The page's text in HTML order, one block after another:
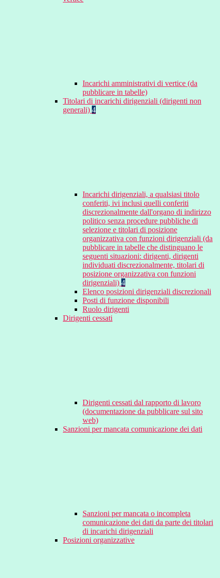
Incarichi amministrativi di vertice (da
pubblicare in tabelle)
Titolari di incarichi dirigenziali (dirigenti non
generali) 4
Incarichi dirigenziali, a qualsiasi titolo
conferiti, ivi inclusi quelli conferiti
discrezionalmente dall'organo di indirizzo
politico senza procedure pubbliche di
selezione e titolari di posizione
organizzativa con funzioni dirigenziali (da
pubblicare in tabelle che distinguano le
seguenti situazioni: dirigenti, dirigenti
individuati discrezionalmente, titolari di
posizione organizzativa con funzioni
dirigenziali) 4
Elenco posizioni dirigenziali discrezionali
Posti di funzione disponibili
Ruolo dirigenti
Dirigenti cessati
Dirigenti cessati dal rapporto di lavoro
(documentazione da pubblicare sul sito
web)
Sanzioni per mancata comunicazione dei dati
Sanzioni per mancata o incompleta
comunicazione dei dati da parte dei titolari
di incarichi dirigenziali
Posizioni organizzative